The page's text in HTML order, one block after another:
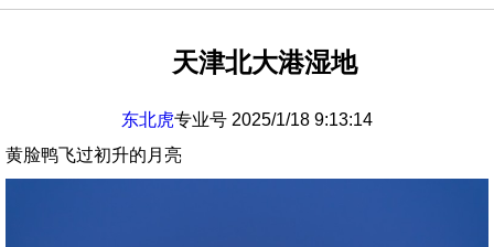
天津北大港湿地
东北虎专业号 2025/1/18 9:13:14
黄脸鸭飞过初升的月亮